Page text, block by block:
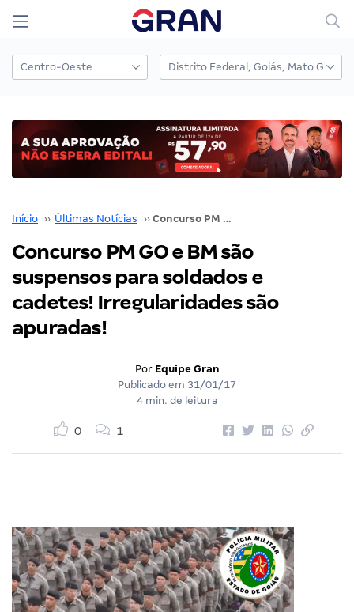
Início ›› Últimas Notícias ›› Concurso PM GO e BM são suspensos para soldados e cadetes! Irregularidades são apuradas!
Concurso PM GO e BM são
suspensos para soldados e
cadetes! Irregularidades são
apuradas!
Por Equipe Gran
Publicado em 31/01/17
4 min. de leitura
0 1